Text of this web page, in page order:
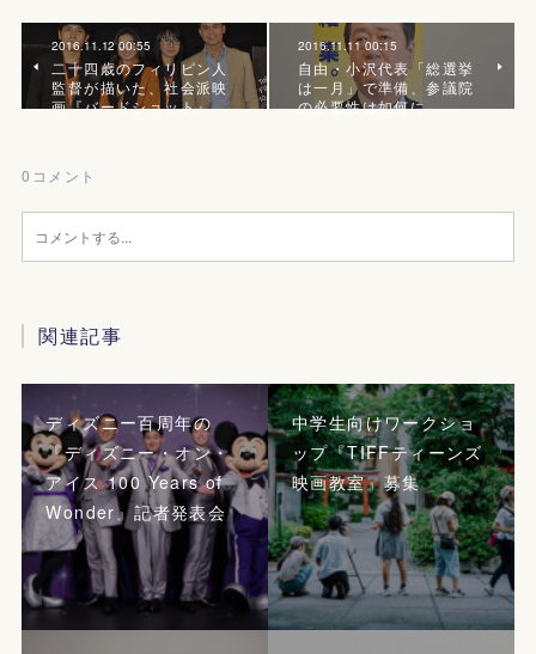
2016.11.12 00:55
二十四歳のフィリピン人
監督が描いた、社会派映
画『バードショット』
2016.11.11 00:15
自由・小沢代表「総選挙
は一月」で準備、参議院
の必要性は如何に
0 コメント
関連記事
ディズニー百周年の
『ディズニー・オン・
アイス 100 Years of
Wonder』記者発表会
中学生向けワークショ
ップ『TIFFティーンズ
映画教室』募集